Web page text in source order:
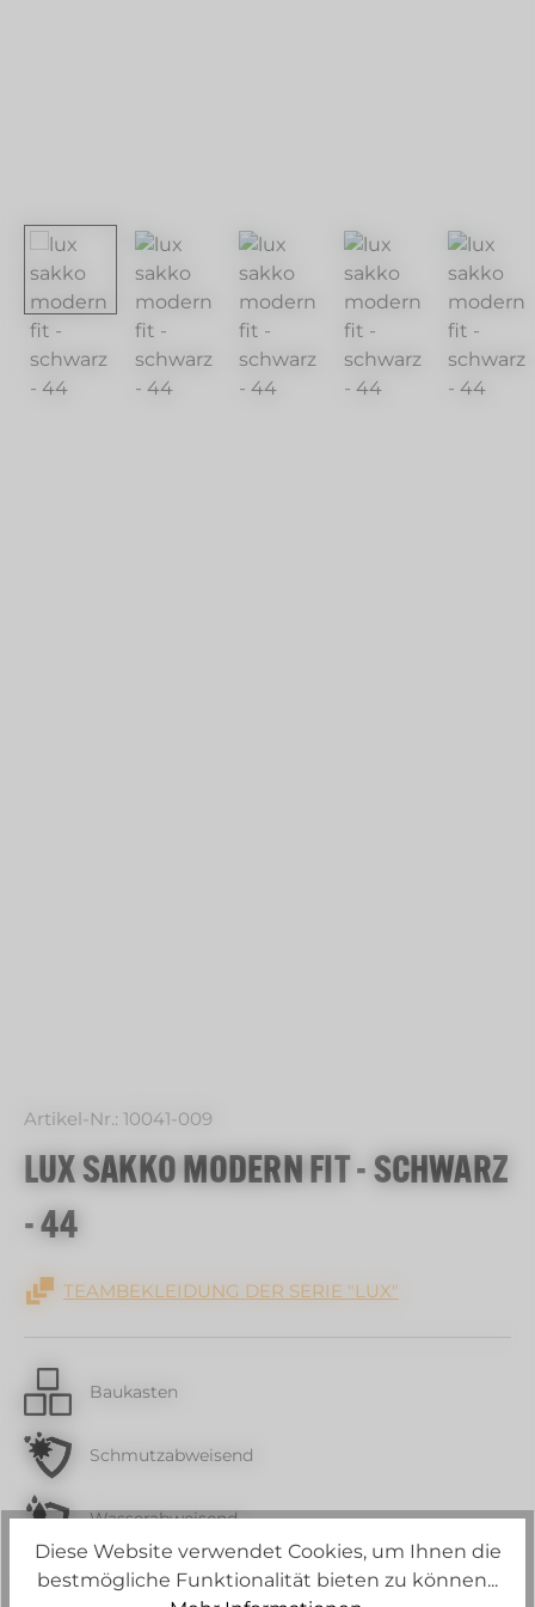
Artikel-Nr.: 10041-009
LUX SAKKO MODERN FIT - SCHWARZ
- 44
TEAMBEKLEIDUNG DER SERIE "LUX"
Baukasten
Schmutzabweisend
Wasserabweisend
Strech
Diese Website verwendet Cookies, um Ihnen die
bestmögliche Funktionalität bieten zu können...